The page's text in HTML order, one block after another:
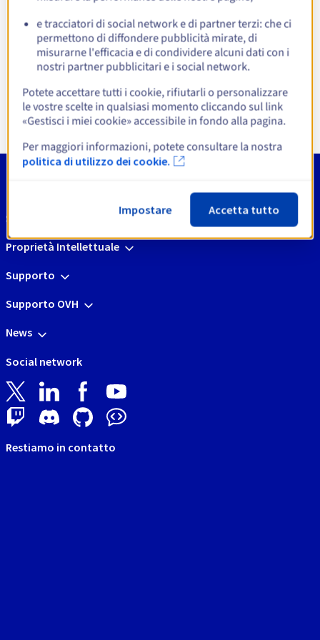
CMS
Scopri Scopri
Strumenti
Proprietà Intellettuale
Supporto
Supporto OVH
News
Social network
Restiamo in contatto
e tracciatori di social network e di partner terzi: che ci
permettono di diffondere pubblicità mirate, di
misurarne l'efficacia e di condividere alcuni dati con i
nostri partner pubblicitari e i social network.
Potete accettare tutti i cookie, rifiutarli o personalizzare
le vostre scelte in qualsiasi momento cliccando sul link
«Gestisci i miei cookie» accessibile in fondo alla pagina.
Per maggiori informazioni, potete consultare la nostra
politica di utilizzo dei cookie.
Impostare Accetta tutto